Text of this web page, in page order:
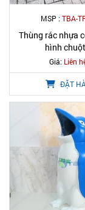
MSP :TBA-
Thùng rác nhựa
hình
Giá: Liên
ĐẶT